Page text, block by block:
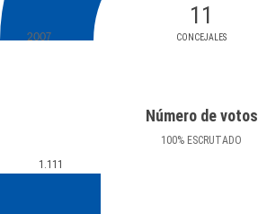
11
CONCEJALES
2007
Número de votos
100% ESCRUTADO
1.111